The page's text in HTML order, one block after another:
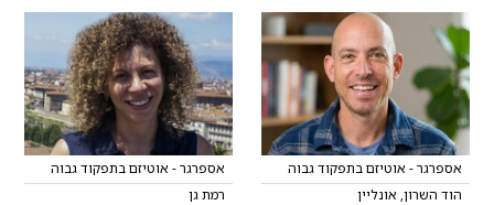
אספרגר - אוטיזם בתפקוד גבוה
הוד השרון, אונליין
אספרגר - אוטיזם בתפקוד גבוה
רמת גן